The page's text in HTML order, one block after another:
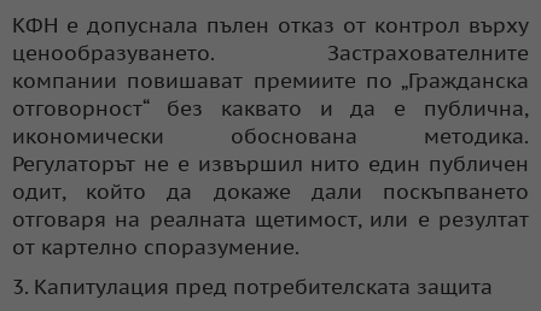
КФН е допуснала пълен отказ от контрол върху
ценообразуването. Застрахователните
компании повишават премиите по „Гражданска
отговорност“ без каквато и да е публична,
икономически обоснована методика.
Регулаторът не е извършил нито един публичен
одит, който да докаже дали поскъпването
отговаря на реалната щетимост, или е резултат
от картелно споразумение.
3. Капитулация пред потребителската защита